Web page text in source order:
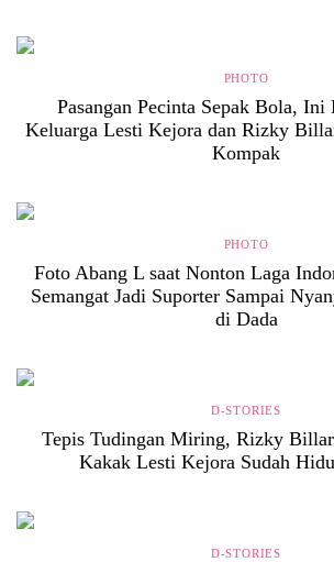
PHOTO
Pasangan Pecinta Sepak Bola, Ini
Keluarga Lesti Kejora dan Rizky
Kompak
PHOTO
Foto Abang L saat Nonton Laga
Semangat Jadi Suporter Sampai
di Dada
D-STORIES
Tepis Tudingan Miring, Rizky
Kakak Lesti Kejora Sudah
D-STORIES